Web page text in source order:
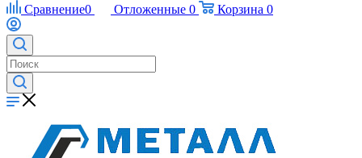
Сравнение0 Отложенные 0 Корзина 0